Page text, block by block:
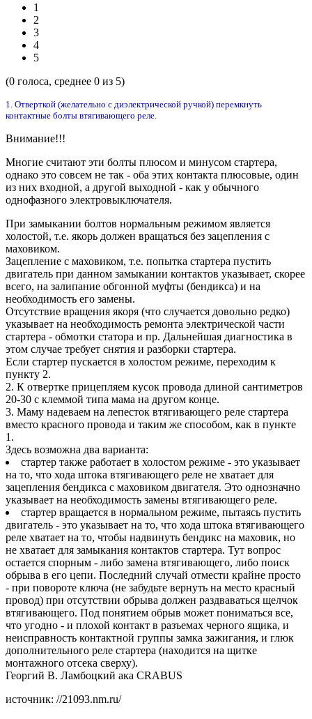
1
2
3
4
5
(0 голоса, среднее 0 из 5)
1. Отверткой (желательно с диэлектрической ручкой) перемкнуть
контактные болты втягивающего реле.
Внимание!!!
Многие считают эти болты плюсом и минусом стартера,
однако это совсем не так - оба этих контакта плюсовые, один
из них входной, а другой выходной - как у обычного
однофазного электровыключателя.
При замыкании болтов нормальным режимом является
холостой, т.е. якорь должен вращаться без зацепления с
маховиком.
Зацепление с маховиком, т.е. попытка стартера пустить
двигатель при данном замыкании контактов указывает, скорее
всего, на залипание обгонной муфты (бендикса) и на
необходимость его замены.
Отсутствие вращения якоря (что случается довольно редко)
указывает на необходимость ремонта электрической части
стартера - обмотки статора и пр. Дальнейшая диагностика в
этом случае требует снятия и разборки стартера.
Если стартер пускается в холостом режиме, переходим к
пункту 2.
2. К отвертке прицепляем кусок провода длиной сантиметров
20-30 с клеммой типа мама на другом конце.
3. Маму надеваем на лепесток втягивающего реле стартера
вместо красного провода и таким же способом, как в пункте
1.
Здесь возможна два варианта:
стартер также работает в холостом режиме - это указывает
на то, что хода штока втягивающего реле не хватает для
зацепления бендикса с маховиком двигателя. Это однозначно
указывает на необходимость замены втягивающего реле.
стартер вращается в нормальном режиме, пытаясь пустить
двигатель - это указывает на то, что хода штока втягивающего
реле хватает на то, чтобы надвинуть бендикс на маховик, но
не хватает для замыкания контактов стартера. Тут вопрос
остается спорным - либо замена втягивающего, либо поиск
обрыва в его цепи. Последний случай отмести крайне просто
- при повороте ключа (не забудьте вернуть на место красный
провод) при отсутствии обрыва должен раздваваться щелчок
втягивающего. Под понятием обрыв может пониматься все,
что угодно - и плохой контакт в разъемах черного ящика, и
неисправность контактной группы замка зажигания, и глюк
дополнительного реле стартера (находится на щитке
монтажного отсека сверху).
Георгий В. Ламбоцкий ака CRABUS
источник: //21093.nm.ru/